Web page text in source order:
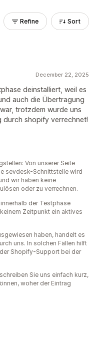
Refine Sort
December 22, 2025
deinstalliert, weil es
auch die Übertragung
trotzdem wurde uns
durch shopify verrechnet!
Von unserer Seite
sevdesk-Schnittstelle wird
wir haben keine
oder zu verrechnen.
der Testphase
Zeitpunkt ein aktives
haben, handelt es
uns. In solchen Fällen hilft
Shopify-Support bei der
Sie uns einfach kurz,
woher der Eintrag